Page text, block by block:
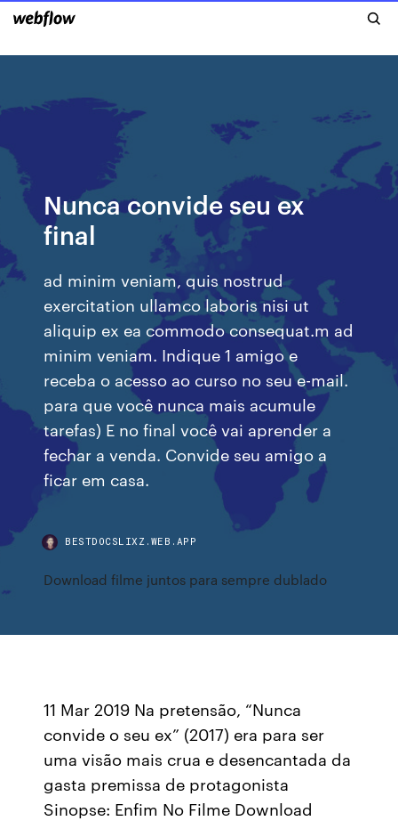
Nunca convide seu ex
final
ad minim veniam, quis nostrud
exercitation ullamco laboris nisi ut
aliquip ex ea commodo consequat.m ad
minim veniam. Indique 1 amigo e
receba o acesso ao curso no seu e-mail.
para que você nunca mais acumule
tarefas) E no final você vai aprender a
fechar a venda. Convide seu amigo a
ficar em casa.
BESTDOCSLIXZ.WEB.APP
Download filme juntos para sempre dublado
11 Mar 2019 Na pretensão, “Nunca
convide o seu ex” (2017) era para ser
uma visão mais crua e desencantada da
gasta premissa de protagonista
Sinopse: Enfim No Filme Download